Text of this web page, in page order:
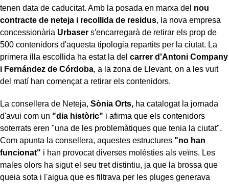
tenen data de caducitat. Amb la posada en marxa del nou
contracte de neteja i recollida de residus, la nova empresa
concessionària Urbaser s'encarregarà de retirar els prop de
500 contenidors d'aquesta tipologia repartits per la ciutat. La
primera illa escollida ha estat la del carrer d'Antoni Company
i Fernández de Córdoba, a la zona de Llevant, on a les vuit
del matí han començat a retirar els contenidors.
La consellera de Neteja, Sònia Orts, ha catalogat la jornada
d'avui com un "dia històric" i afirma que els contenidors
soterrats eren "una de les problemàtiques que tenia la ciutat".
Com apunta la consellera, aquestes estructures "no han
funcionat" i han provocat diverses molèsties als veïns. Les
males olors ha sigut el seu tret distintiu, ja que la brossa que
queia sota i l'aigua que es filtrava per les pluges generava